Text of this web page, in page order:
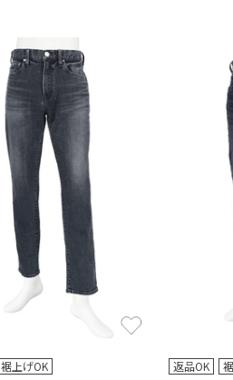
裾上げOK 返品OK